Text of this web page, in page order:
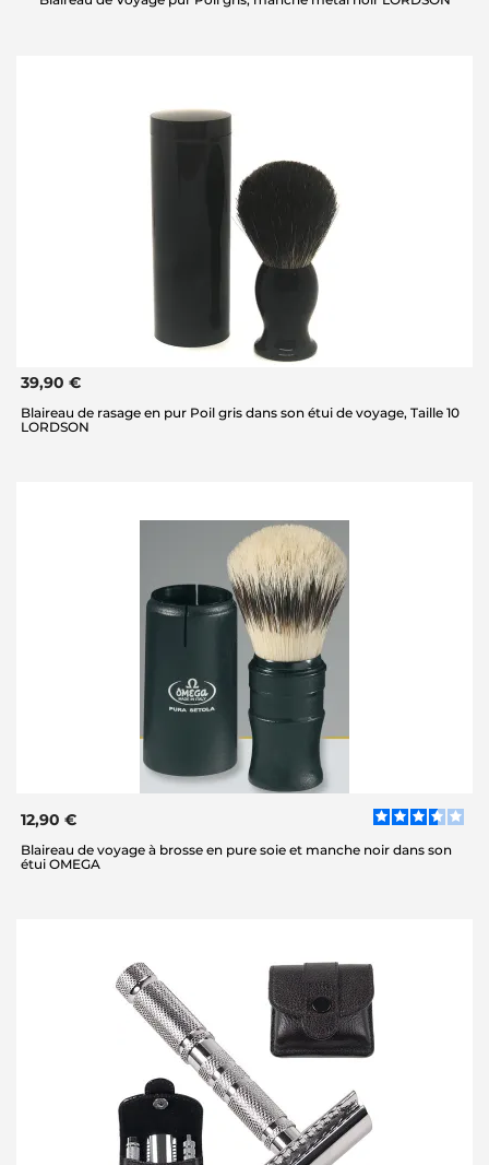
39,90 €
Blaireau de rasage en pur Poil gris dans son étui de voyage, Taille 10
LORDSON
12,90 €
Blaireau de voyage à brosse en pure soie et manche noir dans son
étui OMEGA